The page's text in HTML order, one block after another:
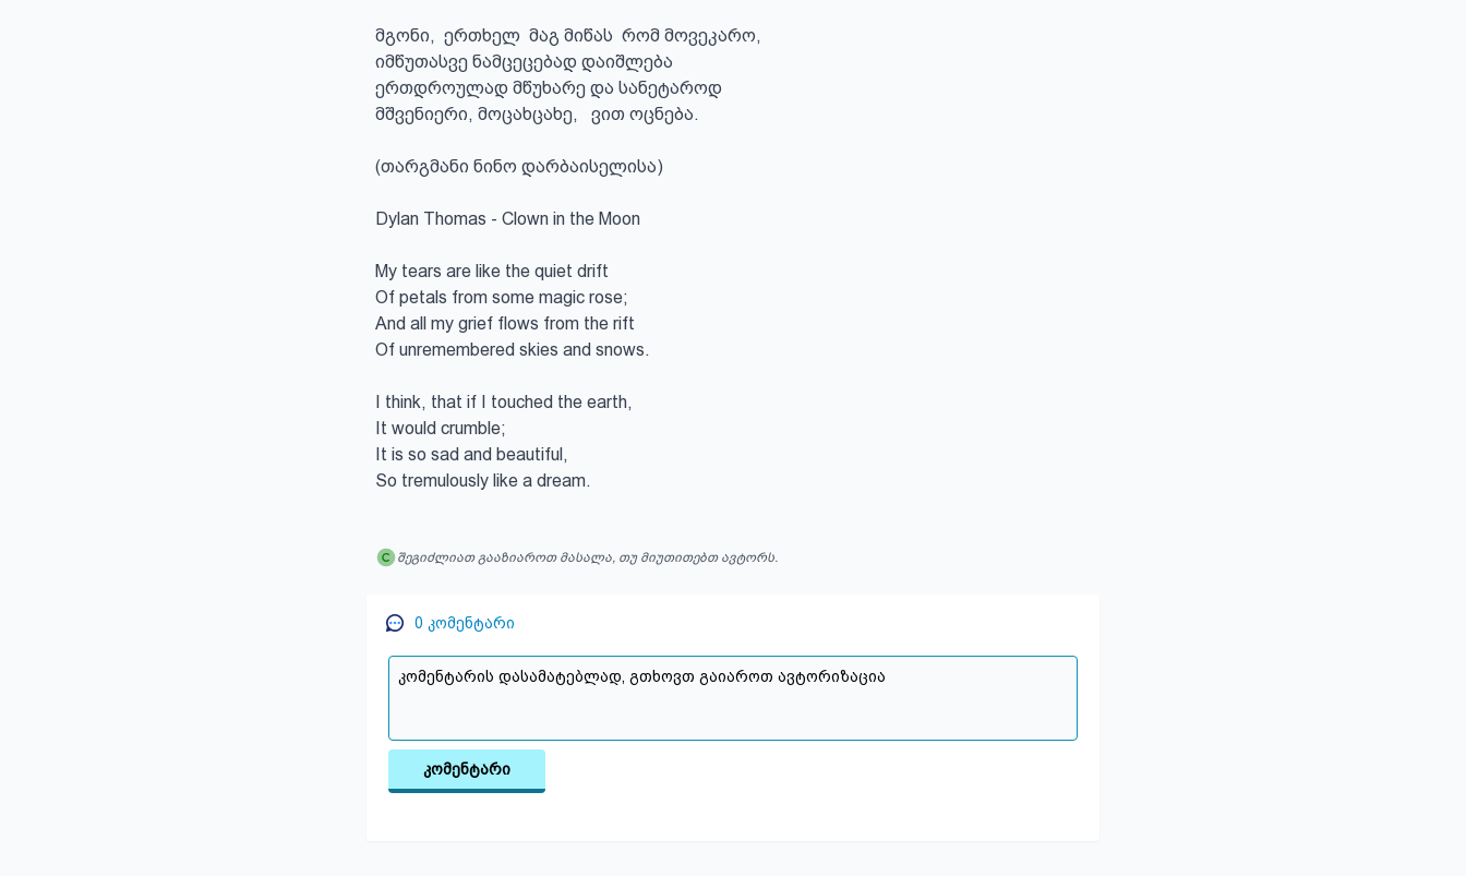
მგონი,  ერთხელ  მაგ მიწას  რომ მოვეკარო,
იმწუთასვე ნამცეცებად დაიშლება
ერთდროულად მწუხარე და სანეტაროდ
მშვენიერი, მოცახცახე,   ვით ოცნება.
(თარგმანი ნინო დარბაისელისა)
Dylan Thomas - Clown in the Moon
My tears are like the quiet drift
Of petals from some magic rose;
And all my grief flows from the rift
Of unremembered skies and snows.
I think, that if I touched the earth,
It would crumble;
It is so sad and beautiful,
So tremulously like a dream.
შეგიძლიათ გააზიაროთ მასალა, თუ მიუთითებთ ავტორს.
0 კომენტარი
კომენტარი